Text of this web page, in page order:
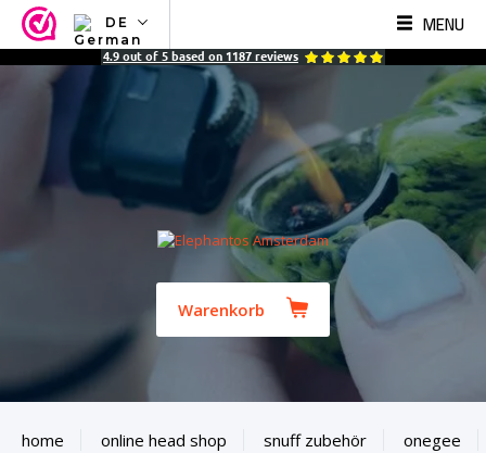
DE
NL
ES
MENU
4.9 out of 5 based on 1187 reviews
Warenkorb
home online head shop snuff zubehör onegee